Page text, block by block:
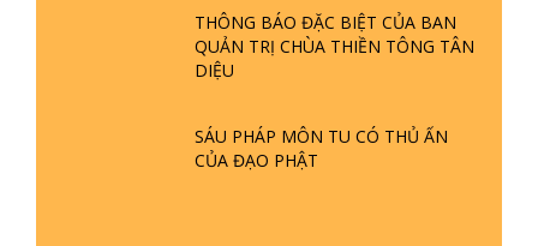
THÔNG BÁO ĐẶC BIỆT CỦA BAN
QUẢN TRỊ CHÙA THIỀN TÔNG TÂN
DIỆU
SÁU PHÁP MÔN TU CÓ THỦ ẤN
CỦA ĐẠO PHẬT
GIẢI ĐÁP THIỀN TÔNG ĐẶC BIỆT P21